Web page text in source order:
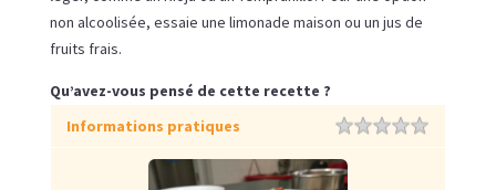
non alcoolisée, essaie une limonade maison ou un jus de
fruits frais.
Qu’avez-vous pensé de cette recette ?
Informations pratiques
Rating